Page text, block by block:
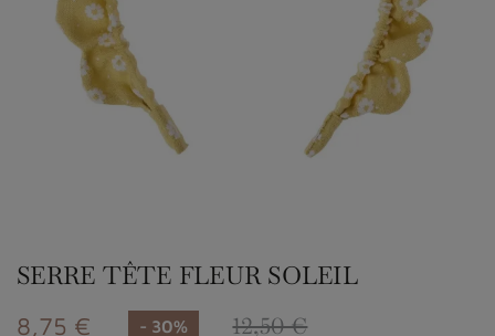
SERRE TÊTE FLEUR SOLEIL
8,75 € - 30% 12,50 €